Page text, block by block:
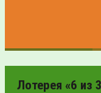
ПРОВЕРИТЬ
БИЛЕТ
Лотерея «6 из